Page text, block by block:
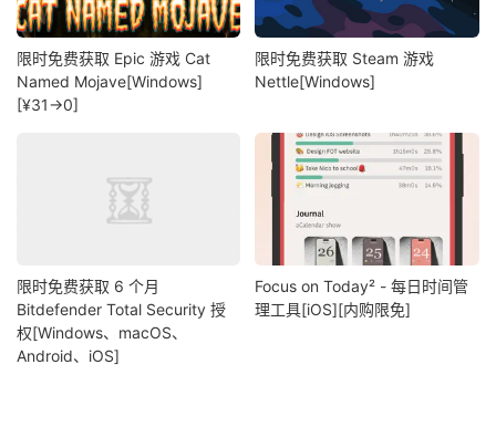
限时免费获取 Epic 游戏 Cat
Named Mojave[Windows]
[¥31→0]
限时免费获取 Steam 游戏
Nettle[Windows]
限时免费获取 6 个月
Bitdefender Total Security 授
权[Windows、macOS、
Android、iOS]
Focus on Today² - 每日时间管
理工具[iOS][内购限免]